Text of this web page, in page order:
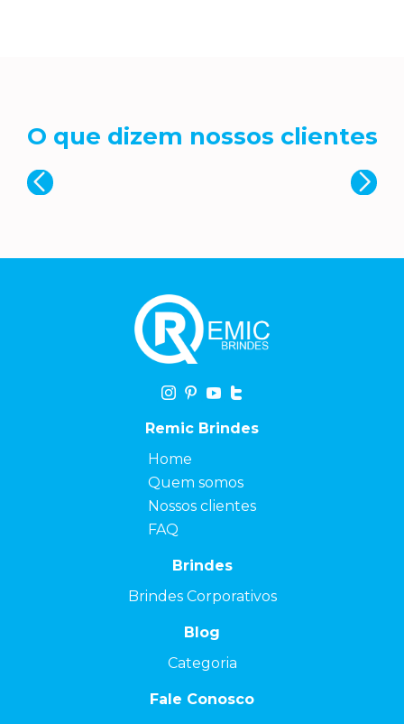
O que dizem nossos clientes
Remic Brindes
Home
Quem somos
Nossos clientes
FAQ
Brindes
Brindes Corporativos
Blog
Categoria
Fale Conosco